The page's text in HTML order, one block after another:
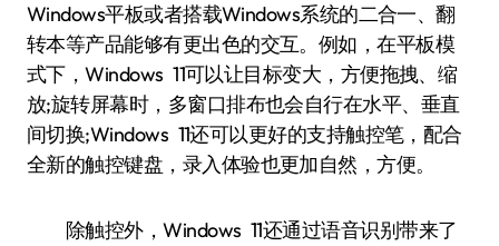
Windows平板或者搭载Windows系统的二合一、翻
转本等产品能够有更出色的交互。例如，在平板模
式下，Windows 11可以让目标变大，方便拖拽、缩
放;旋转屏幕时，多窗口排布也会自行在水平、垂直
间切换;Windows 11还可以更好的支持触控笔，配合
全新的触控键盘，录入体验也更加自然，方便。
除触控外，Windows 11还通过语音识别带来了